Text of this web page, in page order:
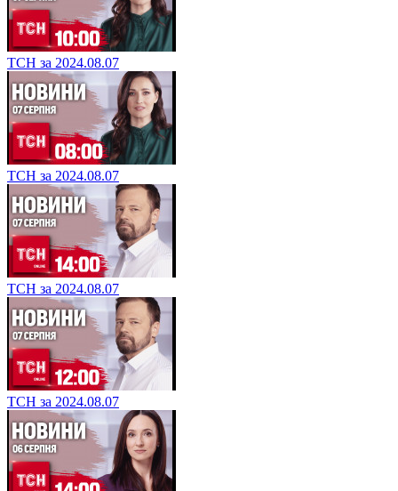
ТСН за 2024.08.07
ТСН за 2024.08.07
ТСН за 2024.08.07
ТСН за 2024.08.07